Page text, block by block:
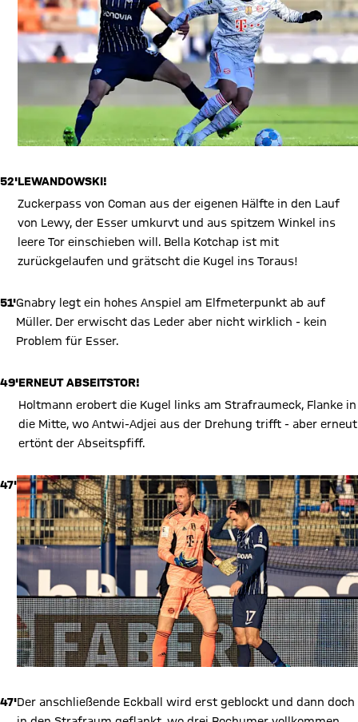
52'LEWANDOWSKI!
Zuckerpass von Coman aus der eigenen Hälfte in den Lauf
von Lewy, der Esser umkurvt und aus spitzem Winkel ins
leere Tor einschieben will. Bella Kotchap ist mit
zurückgelaufen und grätscht die Kugel ins Toraus!
51'Gnabry legt ein hohes Anspiel am Elfmeterpunkt ab auf
Müller. Der erwischt das Leder aber nicht wirklich - kein
Problem für Esser.
49'ERNEUT ABSEITSTOR!
Holtmann erobert die Kugel links am Strafraumeck, Flanke in
die Mitte, wo Antwi-Adjei aus der Drehung trifft - aber erneut
ertönt der Abseitspfiff.
47'
47'Der anschließende Eckball wird erst geblockt und dann doch